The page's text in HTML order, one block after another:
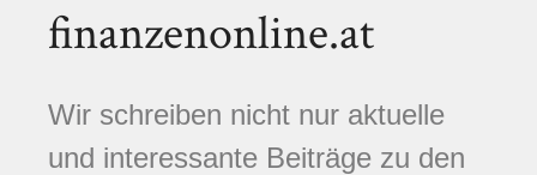
finanzenonline.at
Wir schreiben nicht nur aktuelle
und interessante Beiträge zu den